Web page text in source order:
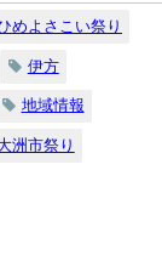
めよさこい祭り
伊方
地域情報
洲市祭り